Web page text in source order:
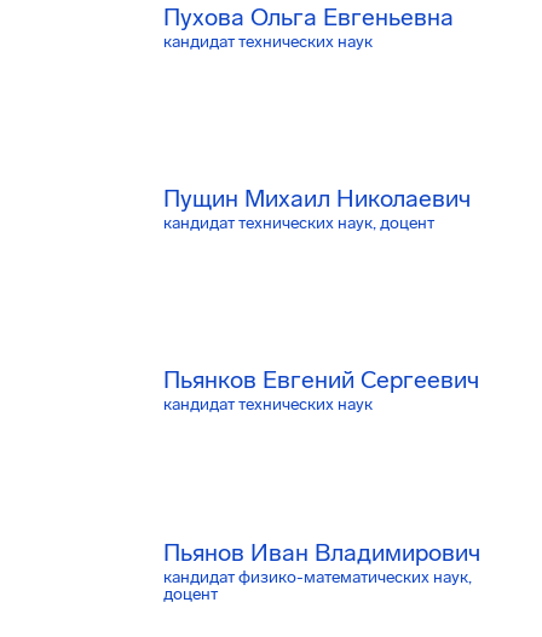
Пухова Ольга Евгеньевна
кандидат технических наук
Пущин Михаил Николаевич
кандидат технических наук, доцент
Пьянков Евгений Сергеевич
кандидат технических наук
Пьянов Иван Владимирович
кандидат физико-математических наук,
доцент